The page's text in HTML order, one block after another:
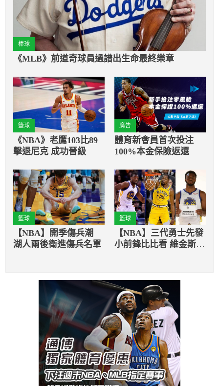
棒球
《MLB》前道奇球員過譜出生命最終樂章
籃球
《NBA》老鷹103比89
擊退尼克 成功晉級
廣告
體育新會員首次投注
100%本金保險返還
籃球
【NBA】開季傷兵潮
湖人兩後衛進傷兵名單
籃球
【NBA】三代勇士先發
小前鋒比比看 維金斯處